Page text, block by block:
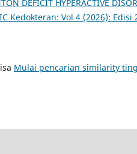
DEFICIT HYPERACTIVE
Kedokteran: Vol 4 (2026): Edisi
Mulai pencarian similarity